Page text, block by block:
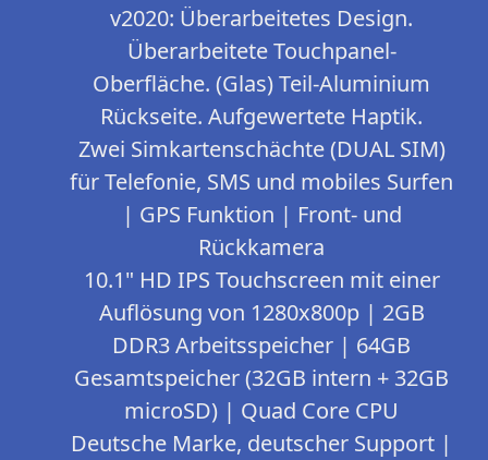
v2020: Überarbeitetes Design.
Überarbeitete Touchpanel-
Oberfläche. (Glas) Teil-Aluminium
Rückseite. Aufgewertete Haptik.
Zwei Simkartenschächte (DUAL SIM)
für Telefonie, SMS und mobiles Surfen
| GPS Funktion | Front- und
Rückkamera
10.1" HD IPS Touchscreen mit einer
Auflösung von 1280x800p | 2GB
DDR3 Arbeitsspeicher | 64GB
Gesamtspeicher (32GB intern + 32GB
microSD) | Quad Core CPU
Deutsche Marke, deutscher Support |